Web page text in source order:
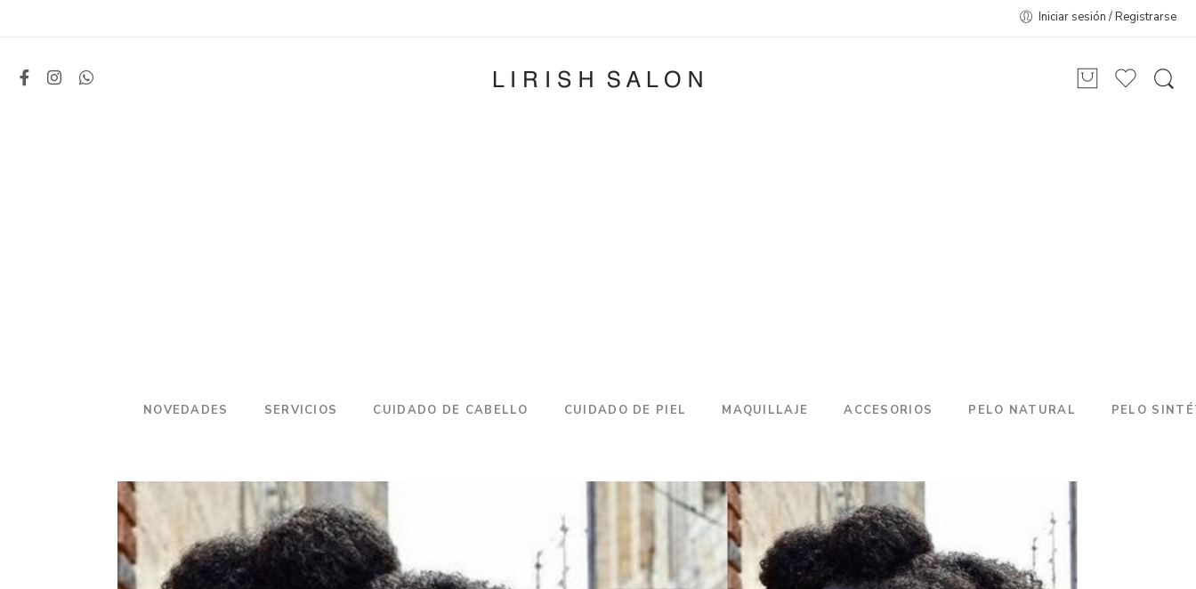
Iniciar sesión / Registrarse
NOVEDADES SERVICIOS CUIDADO DE CABELLO CUIDADO DE PIEL MAQUILLAJE ACCESORIOS PELO NATURAL PELO